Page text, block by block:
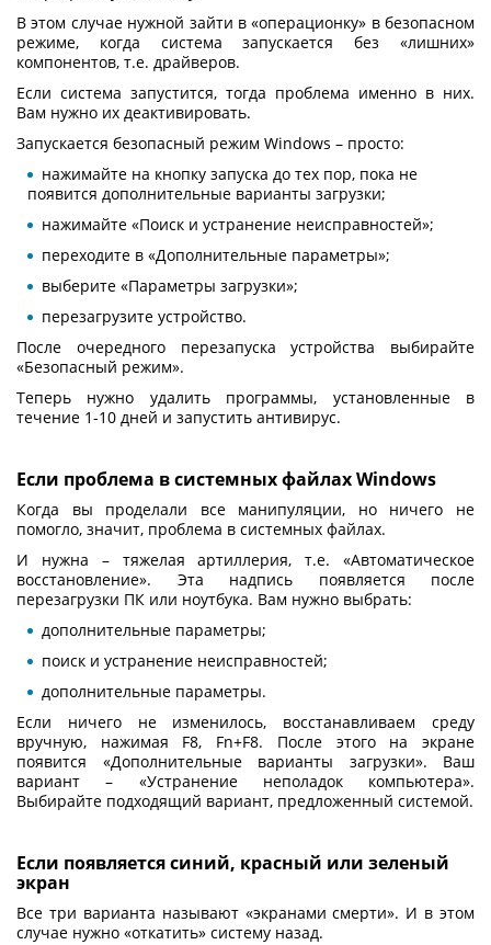
В этом случае нужной зайти в «операционку» в безопасном
режиме, когда система запускается без «лишних»
компонентов, т.е. драйверов.
Если система запустится, тогда проблема именно в них.
Вам нужно их деактивировать.
Запускается безопасный режим Windows – просто:
нажимайте на кнопку запуска до тех пор, пока не
появится дополнительные варианты загрузки;
нажимайте «Поиск и устранение неисправностей»;
переходите в «Дополнительные параметры»;
выберите «Параметры загрузки»;
перезагрузите устройство.
После очередного перезапуска устройства выбирайте
«Безопасный режим».
Теперь нужно удалить программы, установленные в
течение 1-10 дней и запустить антивирус.
Если проблема в системных файлах Windows
Когда вы проделали все манипуляции, но ничего не
помогло, значит, проблема в системных файлах.
И нужна – тяжелая артиллерия, т.е. «Автоматическое
восстановление». Эта надпись появляется после
перезагрузки ПК или ноутбука. Вам нужно выбрать:
дополнительные параметры;
поиск и устранение неисправностей;
дополнительные параметры.
Если ничего не изменилось, восстанавливаем среду
вручную, нажимая F8, Fn+F8. После этого на экране
появится «Дополнительные варианты загрузки». Ваш
вариант – «Устранение неполадок компьютера».
Выбирайте подходящий вариант, предложенный системой.
Если появляется синий, красный или зеленый
экран
Все три варианта называют «экранами смерти». И в этом
случае нужно «откатить» систему назад.